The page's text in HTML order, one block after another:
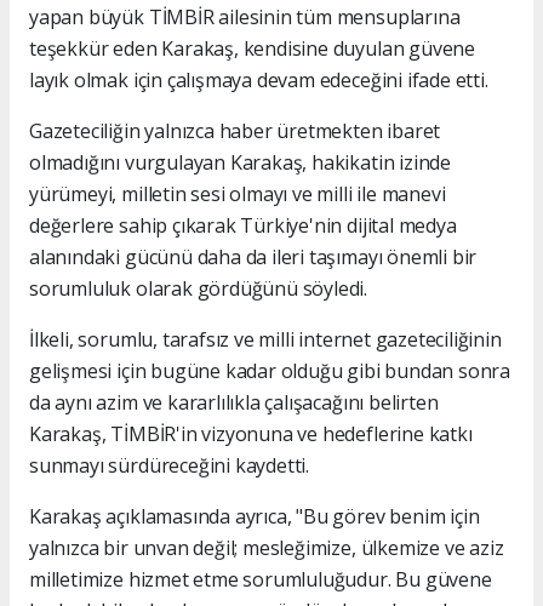
yapan büyük TİMBİR ailesinin tüm mensuplarına
teşekkür eden Karakaş, kendisine duyulan güvene
layık olmak için çalışmaya devam edeceğini ifade etti.
Gazeteciliğin yalnızca haber üretmekten ibaret
olmadığını vurgulayan Karakaş, hakikatin izinde
yürümeyi, milletin sesi olmayı ve milli ile manevi
değerlere sahip çıkarak Türkiye'nin dijital medya
alanındaki gücünü daha da ileri taşımayı önemli bir
sorumluluk olarak gördüğünü söyledi.
İlkeli, sorumlu, tarafsız ve milli internet gazeteciliğinin
gelişmesi için bugüne kadar olduğu gibi bundan sonra
da aynı azim ve kararlılıkla çalışacağını belirten
Karakaş, TİMBİR'in vizyonuna ve hedeflerine katkı
sunmayı sürdüreceğini kaydetti.
Karakaş açıklamasında ayrıca, "Bu görev benim için
yalnızca bir unvan değil; mesleğimize, ülkemize ve aziz
milletimize hizmet etme sorumluluğudur. Bu güvene